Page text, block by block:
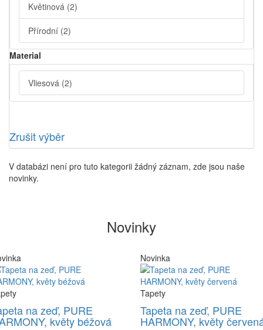
Květinová (2)
Přírodní (2)
Material
Vliesová (2)
Zrušit výběr
V databázi není pro tuto kategorii žádný záznam, zde jsou naše
novinky.
Novinky
na zeď, PURE
květy béžová
Novinka
Tapety
Tapeta na zeď, PURE
HARMONY, květy